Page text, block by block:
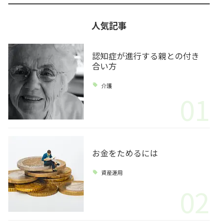
人気記事
認知症が進行する親との付き
合い方
介護
01
お金をためるには
資産運用
02